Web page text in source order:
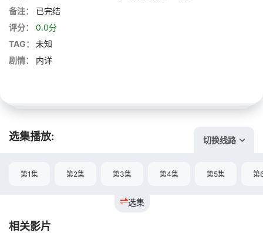
备注：
已完结
评分：
0.0分
TAG：
未知
剧情：
内详
选集播放: 切换线路
选集
第1集 第2集 第3集 第4集 第5集 第
相关影片